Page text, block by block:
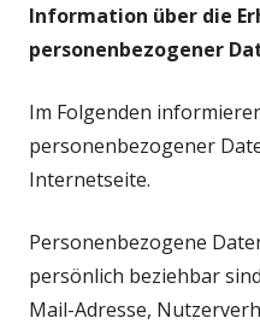
Information über die
personenbezogener
Im Folgenden
personenbezogener
Internetseite.
Personenbezogene
persönlich beziehbar
Mail-Adresse,